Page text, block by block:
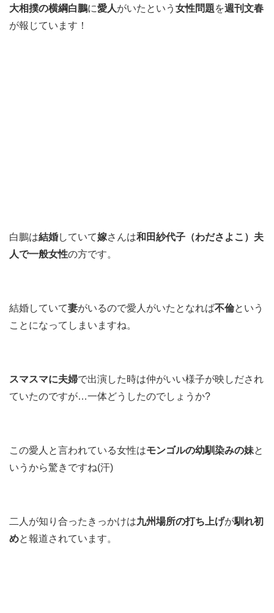
大相撲の横綱白鵬に愛人がいたという 女性問題を週刊文春
が報じています！
白鵬は結婚していて嫁さんは和田紗代子（わださよこ）夫
人で一般女性の方です。
結婚していて妻がいるので愛人がいたとなれば不倫という
ことになってしまいますね。
スマスマに夫婦で出演した時は仲がいい様子が映しだされ
ていたのですが…一体どうしたのでしょうか?
この愛人と言われている女性はモンゴルの幼馴染みの妹と
いうから驚きですね(汗)
二人が知り合ったきっかけは九州場所の打ち上げが馴れ初
めと報道されています。